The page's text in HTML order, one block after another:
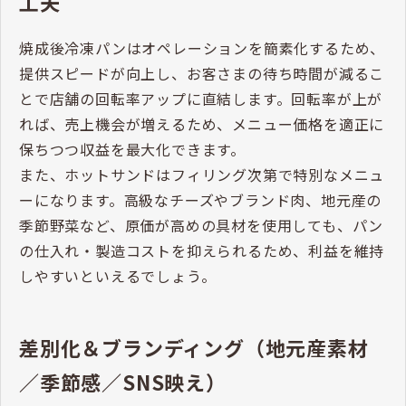
パンを焼く工程が不要なため、人件費の高い早朝の仕
込み作業を減らし、スタッフの負担の軽減が期待でき
ます。また、冷凍された状態で納品されるため、常温
保存のパンと異なり、物流時の品質劣化リスクが低
く、在庫管理も容易になります。
メニュー価格・回転・客単価アップの
工夫
焼成後冷凍パンはオペレーションを簡素化するため、
れば、売上機会が増えるため、メニュー価格を適正に
保ちつつ収益を最大化できます。
また、ホットサンドはフィリング次第で特別なメニュ